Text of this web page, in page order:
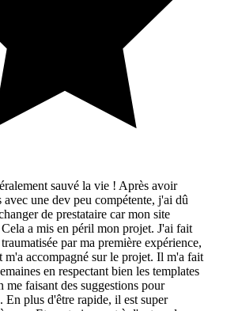
sauvé la vie ! Après avoir
une dev peu compétente, j'ai dû
de prestataire car mon site
a mis en péril mon projet. J'ai fait
par ma première expérience,
m'a accompagné sur le projet. Il m'a fait
en respectant bien les templates
me faisant des suggestions pour
plus d'être rapide, il est super